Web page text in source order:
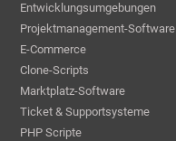
Entwicklungsumgebungen
Projektmanagement-Software
E-Commerce
Clone-Scripts
Marktplatz-Software
Ticket & Supportsysteme
PHP Scripte